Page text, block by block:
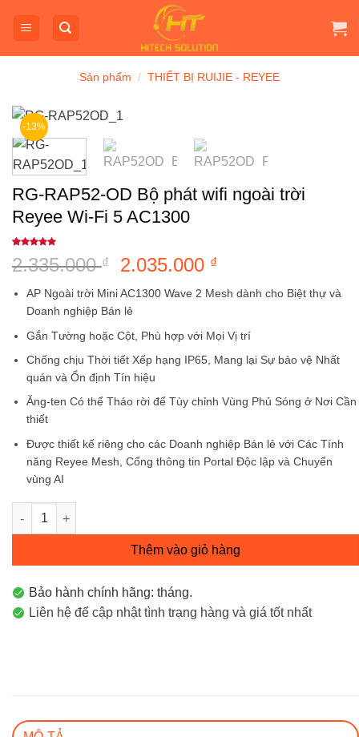
qua
Sản phẩm / THIẾT BỊ RUIJIE - REYEE
-13%
RG-RAP52-OD Bộ phát wifi ngoài trời
Reyee Wi-Fi 5 AC1300
dựa trên
đánh giá
2.335.000₫
Giá
gốc
là:
2.035.000 ₫
hiện
tại
2.035.000 ₫.
AP Ngoài trời Mini AC1300 Wave 2 Mesh dành cho Biệt thự và
Doanh nghiệp Bán lẻ
Gắn Tường hoặc Cột, Phù hợp với Mọi Vị trí
Chống chịu Thời tiết Xếp hạng IP65, Mang lại Sự bảo vệ Nhất
quán và Ổn định Tín hiệu
Ăng-ten Có thể Tháo rời để Tùy chỉnh Vùng Phủ Sóng ở Nơi Cần
thiết
Được thiết kế riêng cho các Doanh nghiệp Bán lẻ với Các Tính
năng Reyee Mesh, Cổng thông tin Portal Độc lập và Chuyển
vùng AI
RG-RAP52-OD Bộ phát wifi ngoài trời Reyee Wi-Fi 5 AC1300
Thêm vào giỏ hàng
Bảo hành chính hãng: tháng.
Liên hệ để cập nhật tình trạng hàng và giá tốt nhất